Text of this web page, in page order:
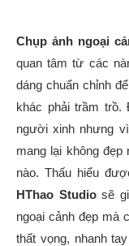
Chụp ảnh ngoại
quan tâm từ các
dáng chuẩn chỉnh
khác phải trầm trồ.
người xinh nhưng
mang lại không đẹp
nào. Thấu hiểu
HThao Studiosẽ
ngoại cảnh đẹp mà
thất vọng, nhanh